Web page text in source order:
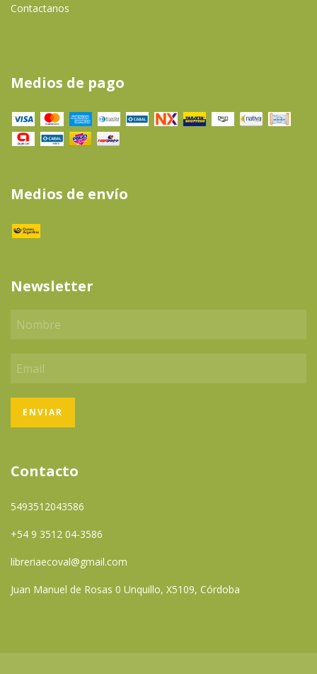
Contactanos
Medios de pago
Medios de envío
Newsletter
Contacto
5493512043586
+54 9 3512 04-3586
libreriaecoval@gmail.com
Juan Manuel de Rosas 0 Unquillo, X5109, Córdoba